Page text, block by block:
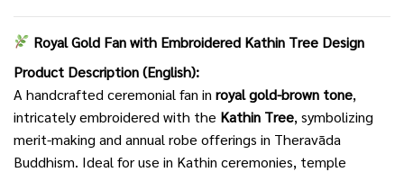
Royal Gold Fan with Embroidered Kathin Tree Design
Product Description (English):
A handcrafted ceremonial fan in royal gold-brown tone,
intricately embroidered with the Kathin Tree, symbolizing
merit-making and annual robe offerings in Theravāda
Buddhism. Ideal for use in Kathin ceremonies, temple